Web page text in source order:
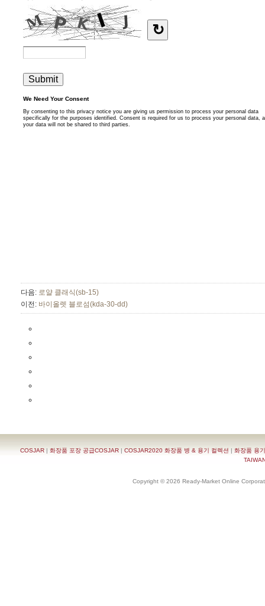
다음: 로얄 클래식(sb-15)
이전: 바이올렛 블로섬(kda-30-dd)
COSJAR | 화장품 포장 공급COSJAR | COSJAR2020 화장품 병 & 용기 컬렉션 | 화장품 용
Copyright © 2026 Ready-Market Online